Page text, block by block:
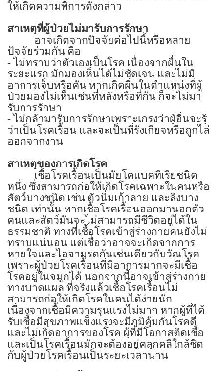
ให้เกิดความพิการดังกล่าว
สาเหตุที่ผู้ป่วยไม่มารับการรักษา
อาจเกิดจากปัจจัยต่อไปนี้หรือหลาย
ปัจจัยร่วมกัน คือ
-ไม่ทราบว่าตัวเองเป็นโรค เนื่องจากผื่นใน
ระยะแรก มักมองเห็นได้ไม่ชัดเจน และไม่มี
อาการเจ็บหรือคัน หากเกิดผื่นในตำแหน่งที่ผู้
ป่วยมองไม่เห็นเช่นที่หลังหรือที่ก้น ก็จะไม่มา
รับการรักษา
-ไม่กล้ามารับการรักษาเพราะเกรงว่าผู้อื่นจะรู้
ว่าเป็นโรคเรื้อน และจะเป็นที่รังเกียจหรือถูกไล่
ออกจากงาน
สาเหตุของการเกิดโรค
เชื้อโรคเรื้อนเป็นมัยโคแบคทีเรียชนิด
หนึ่ง ซึ่งสามารถก่อให้เกิดโรคเฉพาะในคนหรือ
สัตว์บางชนิด เช่น ตัวนิ่มเก้าลาย และลิงบาง
ชนิด เท่านั้น หากเชื้อโรคเรื้อนออกมานอกตัว
คนและสัตว์มันจะไม่สามารถมีชีวิตอยู่ได้ใน
ธรรมชาติ ทางที่เชื้อโรคเข้าสู่ร่างกายคนยังไม่
ทราบแน่นอน แต่เชื่อว่าอาจจะเกิดจากการ
หายใจและไอจามรดกันเช่นเดียวกับวัณโรค
เพราะผู้ป่วยโรคเรื้อนที่มีอาการมากจะมีเชื้อ
โรคอยู่ในจมูกได้ นอกจากนี้อาจเข้าสู่ร่างกาย
ทางบาดแผล ที่จริงแล้วเชื้อโรคเรื้อนไม่
สามารถก่อให้เกิดโรคในคนได้ง่ายนัก
เนื่องจากเชื้อมีความรุนแรงไม่มาก หากผู้ที่ได้
รับเชื้อมีสุขภาพแข็งแรงจะมีภูมิคุ้มกันโรคดี
และไม่เกิดอาการของโรค ผู้ที่มีโอกาสติดเชื้อ
และเป็นโรคเรื้อนมักจะต้องอยู่คลุกคลีใกล้ชิด
กับผู้ป่วยโรคเรื้อนเป็นระยะเวลานาน